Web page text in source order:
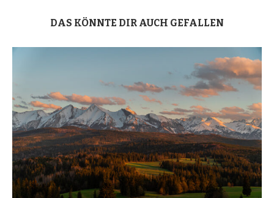
DAS KÖNNTE DIR AUCH GEFALLEN